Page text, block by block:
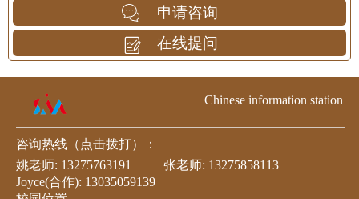
申请咨询
在线提问
Chinese information station
咨询热线（点击拨打）：
姚老师: 13275763191 张老师: 13275858113
Joyce(合作): 13035059139